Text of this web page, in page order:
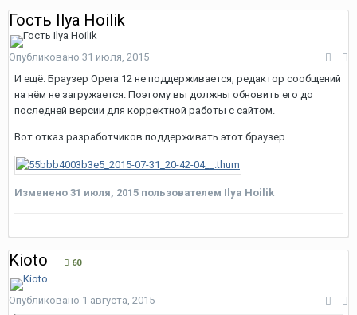
Гость Ilya Hoilik
Опубликовано 31 июля, 2015
И ещё. Браузер Opera 12 не поддерживается, редактор сообщений
на нём не загружается. Поэтому вы должны обновить его до
последней версии для корректной работы с сайтом.
Вот отказ разработчиков поддерживать этот браузер
Изменено 31 июля, 2015 пользователем Ilya Hoilik
Kioto 60
Опубликовано 1 августа, 2015